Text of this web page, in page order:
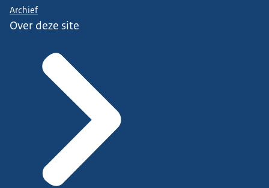
Archief
Over deze site